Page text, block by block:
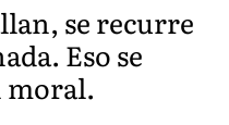
se recurre
Eso se
moral.